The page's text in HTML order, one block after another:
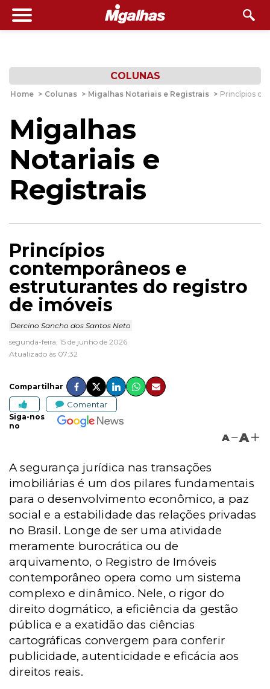
COLUNAS
Home > Colunas > Migalhas Notariais e Registrais > Princípios
Migalhas
Notariais e
Registrais
Princípios
contemporâneos e
estruturantes do registro
de imóveis
Dercino Sancho dos Santos Neto
segunda-feira, 15 de junho de 2026
Atualizado às 07:32
Compartilhar
Comentar
Siga-nos
no
A A
A segurança jurídica nas transações
imobiliárias é um dos pilares fundamentais
para o desenvolvimento econômico, a paz
social e a estabilidade das relações privadas
no Brasil. Longe de ser uma atividade
meramente burocrática ou de
arquivamento, o Registro de Imóveis
contemporâneo opera como um sistema
complexo e dinâmico. Nele, o rigor do
direito dogmático, a eficiência da gestão
pública e a exatidão das ciências
cartográficas convergem para conferir
publicidade, autenticidade e eficácia aos
direitos reais.